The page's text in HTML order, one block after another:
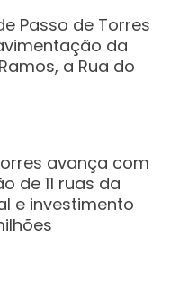
Passo de Torres
da
a Rua do
avança com
de 11 ruas da
e investimento